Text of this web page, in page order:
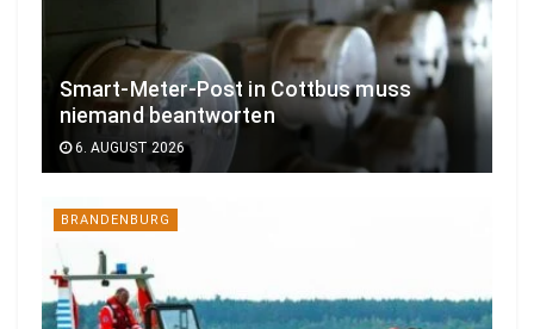
Smart-Meter-Post in Cottbus muss
niemand beantworten
6. AUGUST 2026
BRANDENBURG